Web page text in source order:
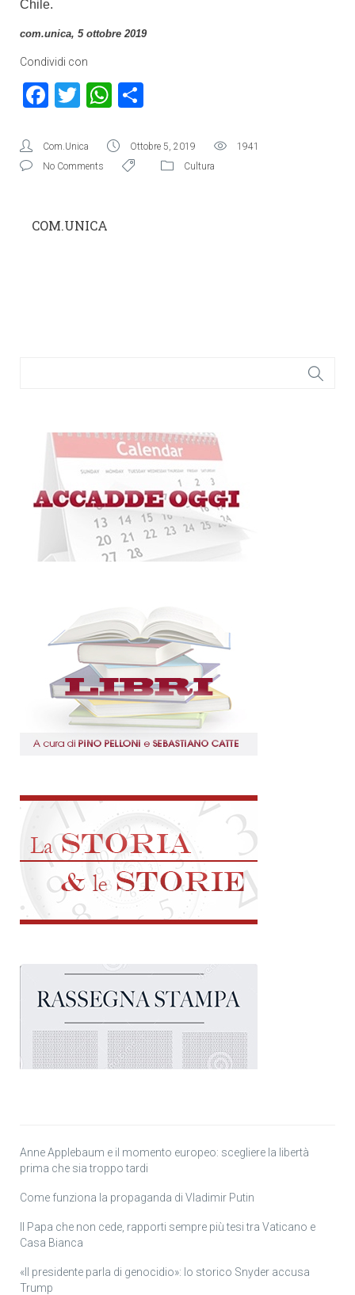
Chile.
com.unica, 5 ottobre 2019
Condividi con
Facebook
TwitterWhatsApp
Com.Unica Ottobre 5, 2019
1941
No Comments
Cultura
COM.UNICA
Anne Applebaum e il momento europeo: scegliere la libertà
prima che sia troppo tardi
Come funziona la propaganda di Vladimir Putin
Il Papa che non cede, rapporti sempre più tesi tra Vaticano e
Casa Bianca
«Il presidente parla di genocidio»: lo storico Snyder accusa
Trump